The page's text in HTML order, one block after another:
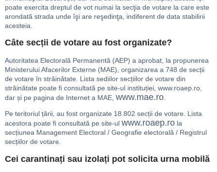
poate exercita dreptul de vot numai la secţia de votare la care este
arondată strada unde îşi are reşedinţa, indiferent de data stabilirii
acesteia.
Câte secții de votare au fost organizate?
Autoritatea Electorală Permanentă (AEP) a aprobat, la propunerea
Ministerului Afacerilor Externe (MAE), organizarea a 748 de secții
de votare în străinătate. Lista sediilor secțiilor de votare din
străinătate poate fi consultată pe site-ul instituției, www.roaep.ro,
dar și pe pagina de Internet a MAE, www.mae.ro
Pe teritoriul țării, au fost organizate 18.802 secții de votare. Lista
acestora poate fi consultată pe site-ul www.roaep.ro la
secțiunea Management Electoral / Geografie electorală / Registrul
secțiilor de votare.
Cei carantinați sau izolați pot solicita urna mobilă